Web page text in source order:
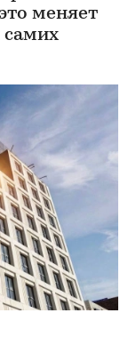
меняет
самих